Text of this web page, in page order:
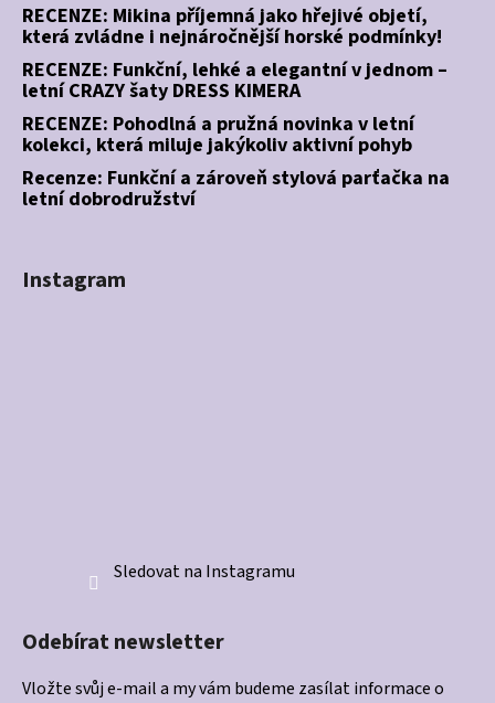
RECENZE: Mikina příjemná jako hřejivé objetí,
která zvládne i nejnáročnější horské podmínky!
RECENZE: Funkční, lehké a elegantní v jednom –
letní CRAZY šaty DRESS KIMERA
RECENZE: Pohodlná a pružná novinka v letní
kolekci, která miluje jakýkoliv aktivní pohyb
Recenze: Funkční a zároveň stylová parťačka na
letní dobrodružství
Instagram
Sledovat na Instagramu
Odebírat newsletter
Vložte svůj e-mail a my vám budeme zasílat informace o